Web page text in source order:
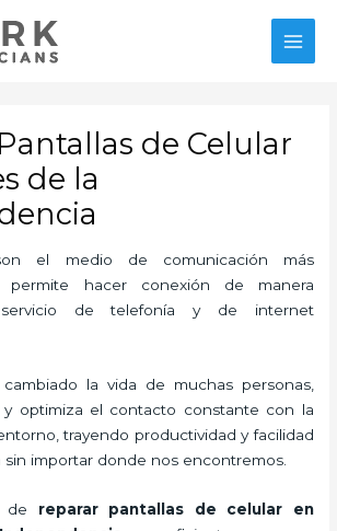
de Celular
de la
el medio de comunicación más
permite hacer conexión de manera
de telefonía y de internet
la vida de muchas personas,
y optimiza el contacto constante con la
trayendo productividad y facilidad
sin importar donde nos encontremos.
de reparar pantallas de celular en